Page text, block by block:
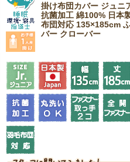
掛け布団カバー ジュニ
抗菌加工 綿100% 日本
布団対応 135×185cm
バー クローバー